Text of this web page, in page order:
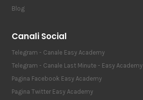
Blog
Canali Social
Telegram - Canale Easy Academy
Telegram - Canale Last Minute - Easy Academy
Pagina Facebook Easy Academy
Pagina Twitter Easy Academy